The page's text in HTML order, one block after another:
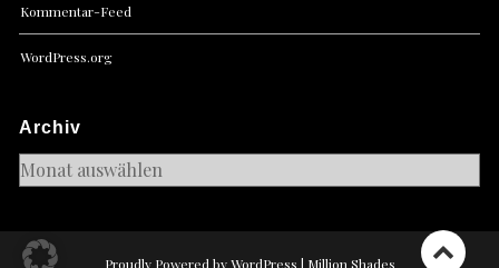
Kommentar-Feed
WordPress.org
Archiv
Archiv
Proudly Powered by WordPress | Million Shades